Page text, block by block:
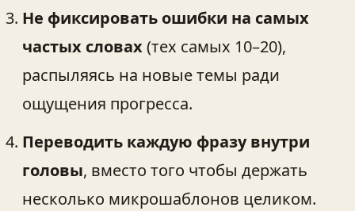
Не фиксировать ошибки на самых
частых словах(тех самых 10–20),
распыляясь на новые темы ради
ощущения прогресса.
Переводить каждую фразу внутри
головы, вместо того чтобы держать
несколько микрошаблонов целиком.